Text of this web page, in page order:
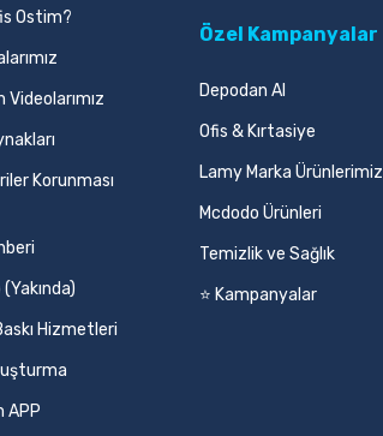
Ostim?
Videolarımız
Korunması
(Yakında)
Hizmetleri
APP
Özel Kampanyalar
Depodan Al
Ofis & Kırtasiye
Lamy Marka Ürünlerimiz
Mcdodo Ürünleri
Temizlik ve Sağlık
⭐ Kampanyalar